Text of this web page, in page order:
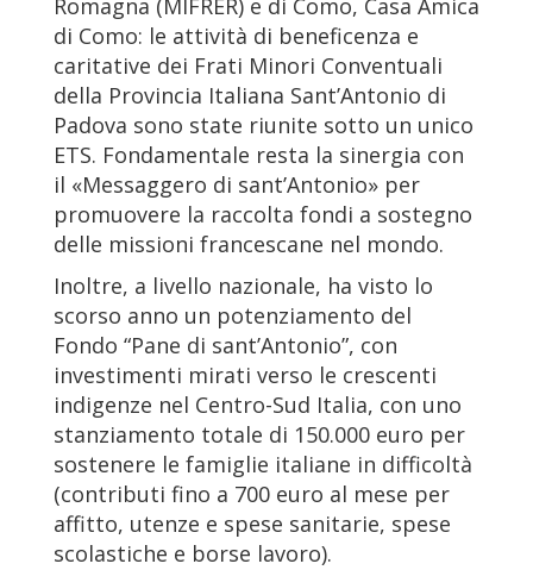
Romagna (MIFRER) e di Como, Casa Amica
di Como: le attività di beneficenza e
caritative dei Frati Minori Conventuali
della Provincia Italiana Sant’Antonio di
Padova sono state riunite sotto un unico
ETS. Fondamentale resta la sinergia con
il «Messaggero di sant’Antonio» per
promuovere la raccolta fondi a sostegno
delle missioni francescane nel mondo.
Inoltre, a livello nazionale, ha visto lo
scorso anno un potenziamento del
Fondo “Pane di sant’Antonio”, con
investimenti mirati verso le crescenti
indigenze nel Centro-Sud Italia, con uno
stanziamento totale di 150.000 euro per
sostenere le famiglie italiane in difficoltà
(contributi fino a 700 euro al mese per
affitto, utenze e spese sanitarie, spese
scolastiche e borse lavoro).